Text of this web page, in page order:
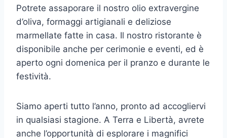
Potrete assaporare il nostro olio extravergine
d’oliva, formaggi artigianali e deliziose
marmellate fatte in casa. Il nostro ristorante è
disponibile anche per cerimonie e eventi, ed è
aperto ogni domenica per il pranzo e durante le
festività.
Siamo aperti tutto l’anno, pronto ad accogliervi
in qualsiasi stagione. A Terra e Libertà, avrete
anche l’opportunità di esplorare i magnifici